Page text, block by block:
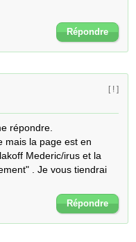
Répondre
[ ! ]
répondre.
mais la page est en
Mederic/irus et la
. Je vous tiendrai
Répondre